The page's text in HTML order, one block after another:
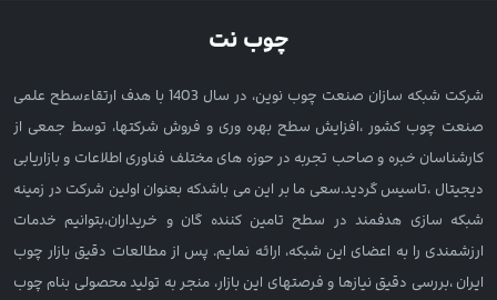
چوب نت
شرکت شبکه سازان صنعت چوب نوین، در سال 1403 با هدف ارتقاءسطح علمی
صنعت چوب کشور ،افزایش سطح بهره وری و فروش شرکتها، توسط جمعی از
کارشناسان خبره و صاحب تجربه در حوزه های مختلف فناوری اطلاعات و بازاریابی
دیجیتال ،تاسیس گردید.سعی ما بر این می باشدکه بعنوان اولین شرکت در زمینه
شبکه سازی هدفمند در سطح تامین کننده گان و خریداران،بتوانیم خدمات
ارزشمندی را به اعضای این شبکه، ارائه نمایم. پس از مطالعات دقیق بازار چوب
ایران ،بررسی دقیق نیازها و فرصتهای این بازار، منجر به تولید محصولی بنام چوب